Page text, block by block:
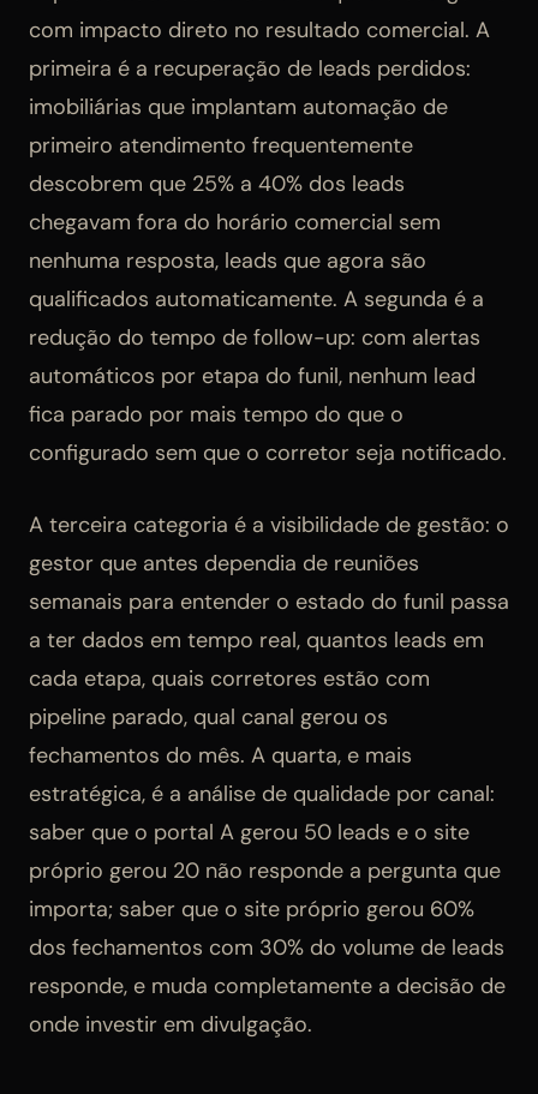
com impacto direto no resultado comercial. A
primeira é a recuperação de leads perdidos:
imobiliárias que implantam automação de
primeiro atendimento frequentemente
descobrem que 25% a 40% dos leads
chegavam fora do horário comercial sem
nenhuma resposta, leads que agora são
qualificados automaticamente. A segunda é a
redução do tempo de follow-up: com alertas
automáticos por etapa do funil, nenhum lead
fica parado por mais tempo do que o
configurado sem que o corretor seja notificado.
A terceira categoria é a visibilidade de gestão: o
gestor que antes dependia de reuniões
semanais para entender o estado do funil passa
a ter dados em tempo real, quantos leads em
cada etapa, quais corretores estão com
pipeline parado, qual canal gerou os
fechamentos do mês. A quarta, e mais
estratégica, é a análise de qualidade por canal:
saber que o portal A gerou 50 leads e o site
próprio gerou 20 não responde a pergunta que
importa; saber que o site próprio gerou 60%
dos fechamentos com 30% do volume de leads
responde, e muda completamente a decisão de
onde investir em divulgação.